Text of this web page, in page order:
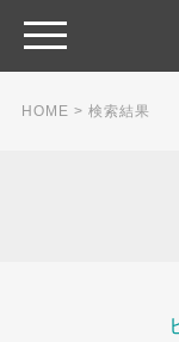
HOME > 検索結果